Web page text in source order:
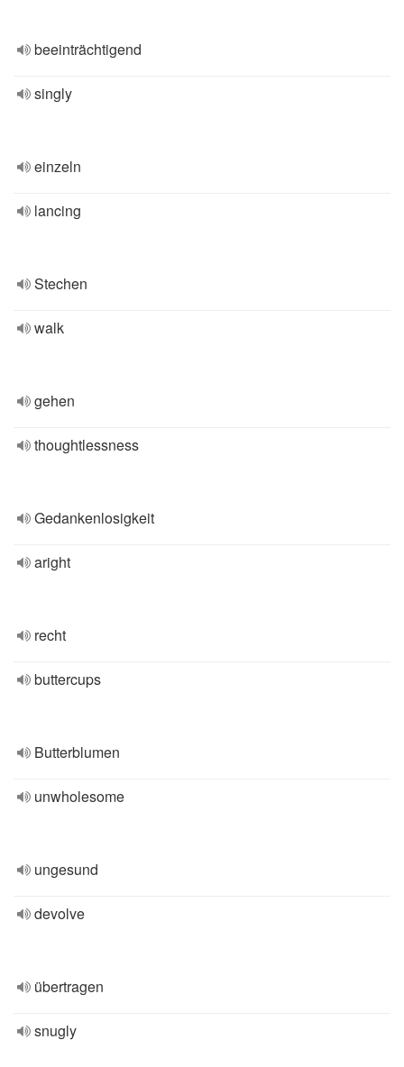
beeinträchtigend
singly
einzeln
lancing
Stechen
walk
gehen
thoughtlessness
Gedankenlosigkeit
aright
recht
buttercups
Butterblumen
unwholesome
ungesund
devolve
übertragen
snugly